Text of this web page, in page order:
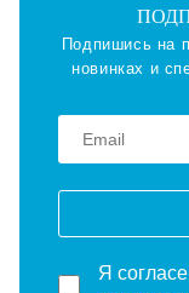
Подпишись на
новинках и
Я